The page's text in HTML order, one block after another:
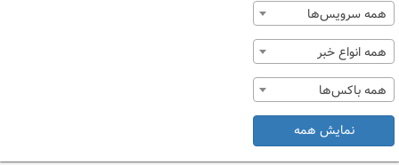
همه سرویس‌ها
همه انواع خبر
همه باکس‌ها
نمایش همه